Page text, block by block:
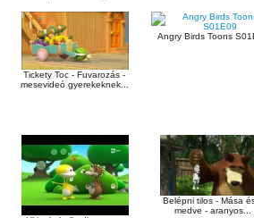
Tickety Toc - Fuvarozás -
mesevideó gyerekeknek...
Angry Birds Toons
Belépni tilos - Mása
medve - aranyos...